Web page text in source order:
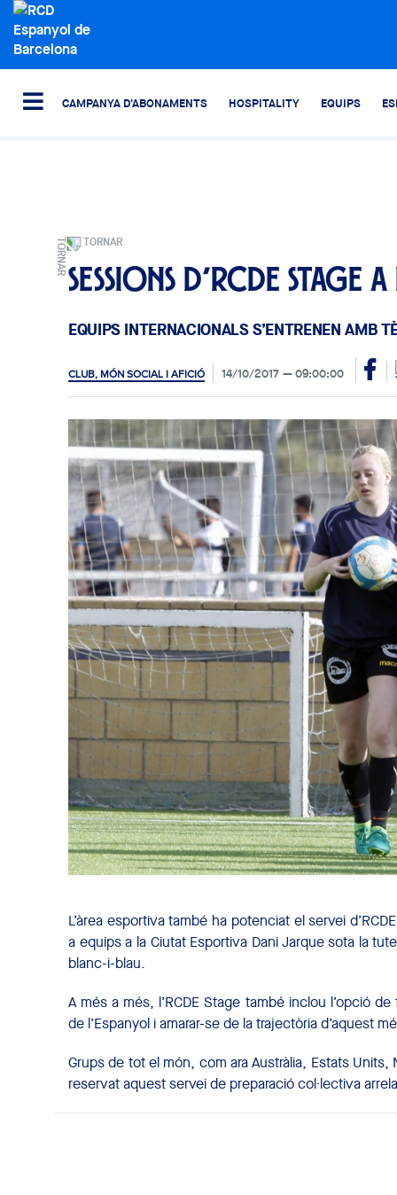
CAMPANYA D'ABONAMENTS HOSPITALITY EQUIPS
TORNAR
Sessions d’RCDE Stage
EQUIPS INTERNACIONALS S’ENTRENEN AMB
CLUB, MÓN SOCIAL I AFICIÓ 14/10/2017 09:00:00
L’àrea esportiva també ha potenciat el servei
a equips a la Ciutat Esportiva Dani Jarque sota la
blanc-i-blau.
A més a més, l’RCDE Stage també inclou l’opció
de l’Espanyol i amarar-se de la trajectòria d’aquest
Grups de tot el món, com ara Austràlia, Estats
reservat aquest servei de preparació col·lectiva